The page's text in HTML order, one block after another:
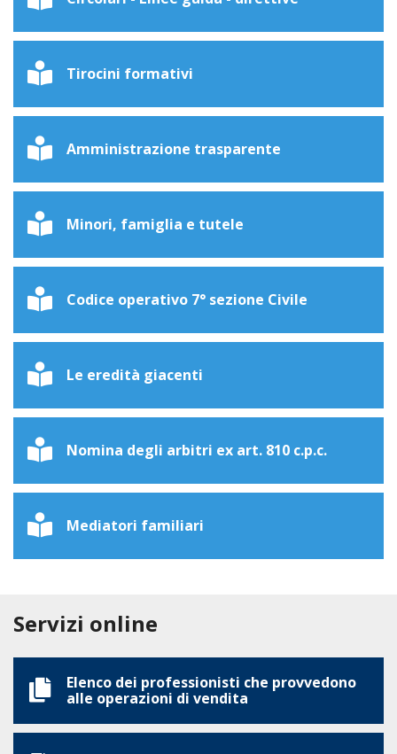
Tirocini formativi
Amministrazione trasparente
Minori, famiglia e tutele
Codice operativo 7° sezione Civile
Le eredità giacenti
Nomina degli arbitri ex art. 810 c.p.c.
Mediatori familiari
Servizi online
Elenco dei professionisti che provvedono
alle operazioni di vendita